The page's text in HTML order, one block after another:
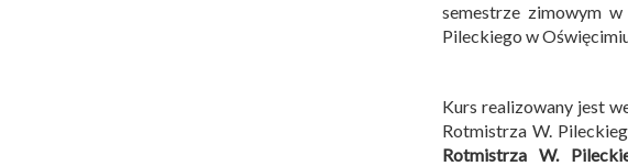
semestrze zimowym
Pileckiego w
Kurs realizowany jest
Rotmistrza W.
Rotmistrza W.